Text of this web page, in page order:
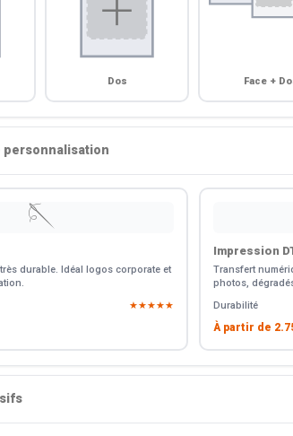
Dos Face +
personnalisation
🪡
durable. Idéal logos corporate et
★★★★★
Impression
Transfert
photos,
Durabilité
À partir de